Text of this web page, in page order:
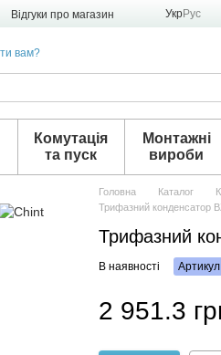
Відгуки про магазин УкрРус
вам?
Комутація
та пуск
Монтажні
вироби
Головна Каталог
Трифазний конденсатор
Трифазний
В наявності
2 951.3